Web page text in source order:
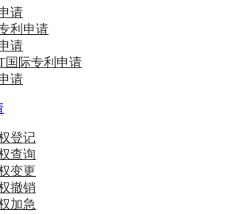
请
利申请
请
国际专利申请
请
登记
查询
变更
撤销
加急